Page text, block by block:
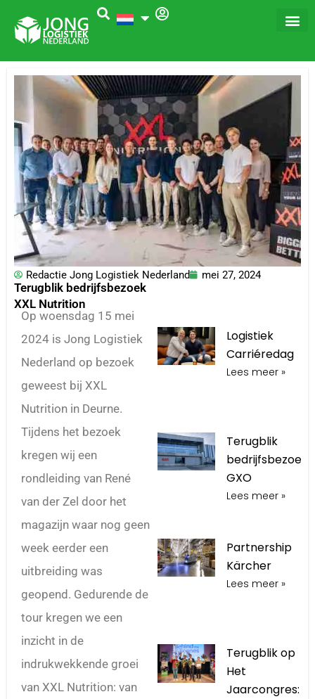
naar
inhoud
Redactie Jong Logistiek Nederland mei 27, 2024
Terugblik bedrijfsbezoek
XXL Nutrition
Op woensdag 15 mei
2024 is Jong Logistiek
Nederland op bezoek
geweest bij XXL
Nutrition in Deurne.
Tijdens het bezoek
kregen wij een
rondleiding van René
van der Zel door het
magazijn waar nog geen
week eerder een
uitbreiding was
geopend. Gedurende de
tour kregen we een
inzicht in de
indrukwekkende groei
van XXL Nutrition: van
Logistiek
Carriéredag
Lees meer »
Terugblik
bedrijfsbezoek
GXO
Lees meer »
Partnership
Kärcher
Lees meer »
Terugblik op
Het
Jaarcongres: